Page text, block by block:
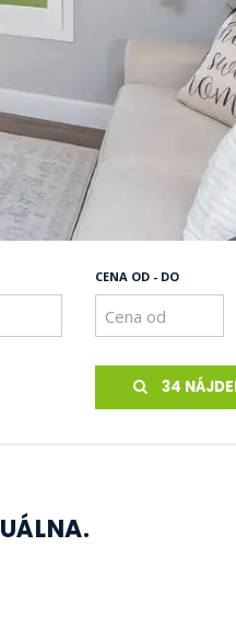
CENA OD - DO
34